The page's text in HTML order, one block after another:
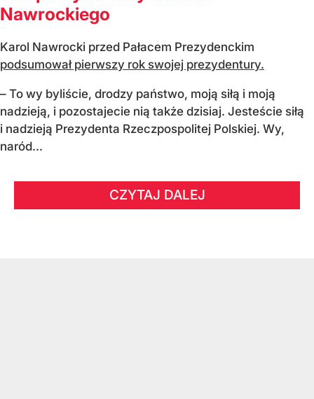
Nawrockiego
Karol Nawrocki przed Pałacem Prezydenckim
podsumował pierwszy rok swojej prezydentury.
– To wy byliście, drodzy państwo, moją siłą i moją
nadzieją, i pozostajecie nią także dzisiaj. Jesteście siłą
i nadzieją Prezydenta Rzeczpospolitej Polskiej. Wy,
naród...
CZYTAJ DALEJ